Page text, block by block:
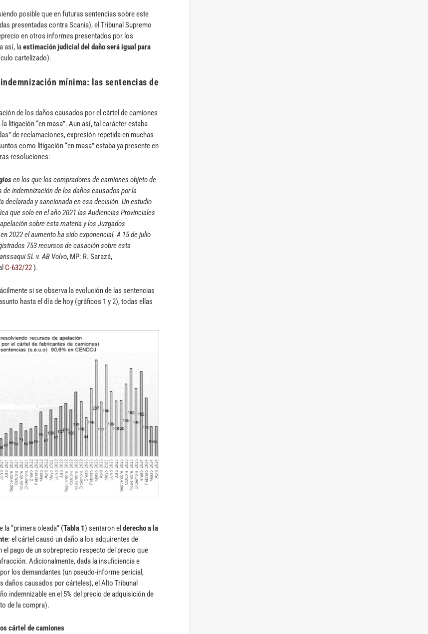
posible que en futuras sentencias sobre este
presentadas contra Scania), el Tribunal Supremo
en otros informes presentados por los
así, laestimación judicial del daño será igual para
cartelizado).
mínima: las sentencias de
de los daños causados por el cártel de camiones
litigación “en masa”. Aun así, tal carácter estaba
de reclamaciones, expresión repetida en muchas
como litigación “en masa” estaba ya presente en
resoluciones:
en los que los compradores de camiones objeto de
indemnización de los daños causados por la
declarada y sancionada en esa decisión. Un estudio
que solo en el año 2021 las Audiencias Provinciales
sobre esta materia y los Juzgados
2022 el aumento ha sido exponencial. A 15 de julio
753 recursos de casación sobre esta
SL v. AB Volvo, MP: R. Sarazá,
C-632/22).
si se observa la evolución de las sentencias
hasta el día de hoy (gráficos 1 y 2), todas ellas
la “primera oleada” (Tabla 1) sentaron el derecho a la
: el cártel causó un daño a los adquirentes de
pago de un sobreprecio respecto del precio que
Adicionalmente, dada la insuficiencia e
los demandantes (un pseudo-informe pericial,
daños causados por cárteles), el Alto Tribunal
indemnizable en el 5% del precio de adquisición de
de la compra).
cártel de camiones